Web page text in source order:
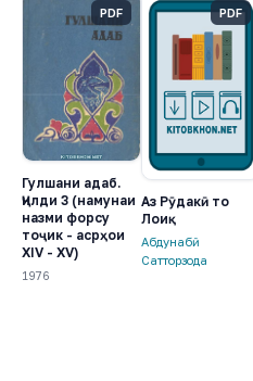
PDF
Гулшани адаб.
Ҷилди 3 (намунаи
назми форсу
тоҷик - асрҳои
XIV - XV)
1976
PDF
Аз Рӯдакӣ то
Лоиқ
Абдунабӣ
Сатторзода